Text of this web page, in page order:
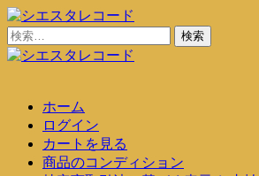
コ
ン
テ
シエスタレコード
中古レコード通販
検
索:
ホーム
ログイン
カートを見る
商品のコンディション